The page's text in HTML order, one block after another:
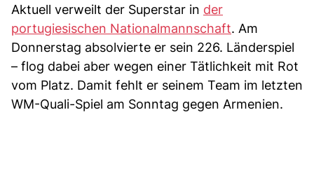
Aktuell verweilt der Superstar in der
portugiesischen Nationalmannschaft. Am
Donnerstag absolvierte er sein 226. Länderspiel
– flog dabei aber wegen einer Tätlichkeit mit Rot
vom Platz. Damit fehlt er seinem Team im letzten
WM-Quali-Spiel am Sonntag gegen Armenien.